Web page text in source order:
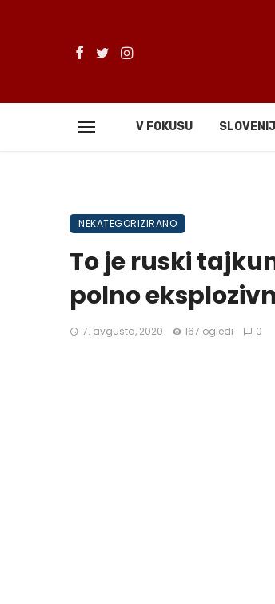
V FOKUSU
NEKATEGORIZIRANO
To je ruski
polno
7. avgusta, 2020 167 ogledi 0